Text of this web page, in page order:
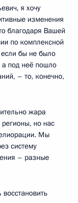
я хочу
изменения
благодаря Вашей
по комплексной
если бы не было
под неё пошло
– то, конечно,
жара
но нас
Мы
систему
– разные